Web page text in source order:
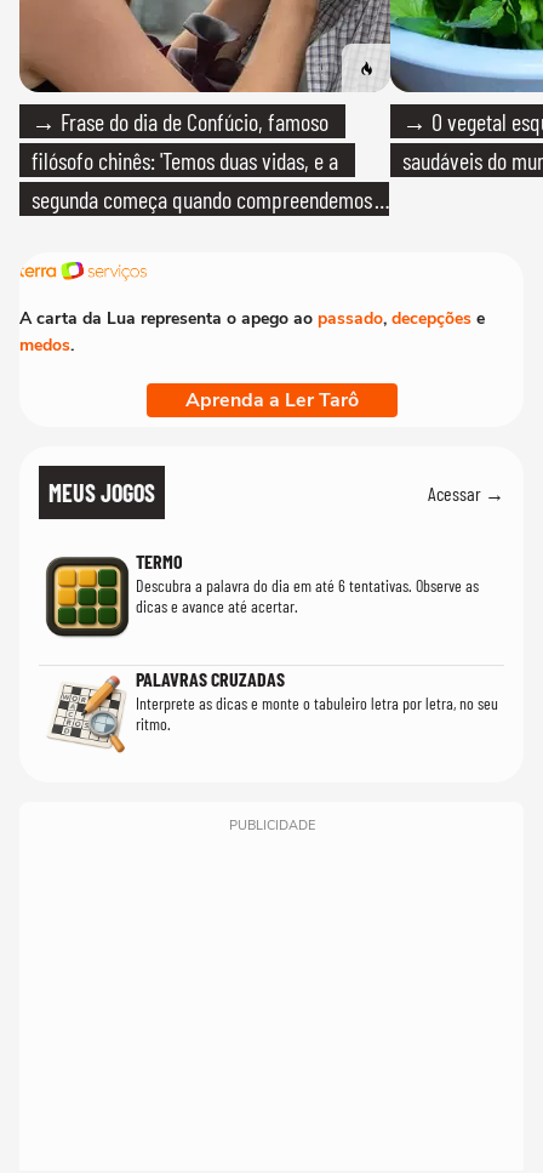
→ Frase do dia de Confúcio, famoso
filósofo chinês: 'Temos duas vidas, e a
segunda começa quando compreendemos
→ O vegetal
saudáveis do
A carta da Lua representa o apego ao passado, decepções e
medos.
Aprenda a Ler Tarô
MEUS JOGOS Acessar →
TERMO
Descubra a palavra do dia em até 6 tentativas. Observe as
dicas e avance até acertar.
PALAVRAS CRUZADAS
Interprete as dicas e monte o tabuleiro letra por letra, no seu
ritmo.
PUBLICIDADE